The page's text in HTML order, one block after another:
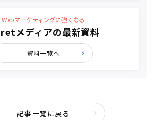
Webマーケティングに強くなる
メディアの最新資料
資料一覧へ
記事一覧に戻る